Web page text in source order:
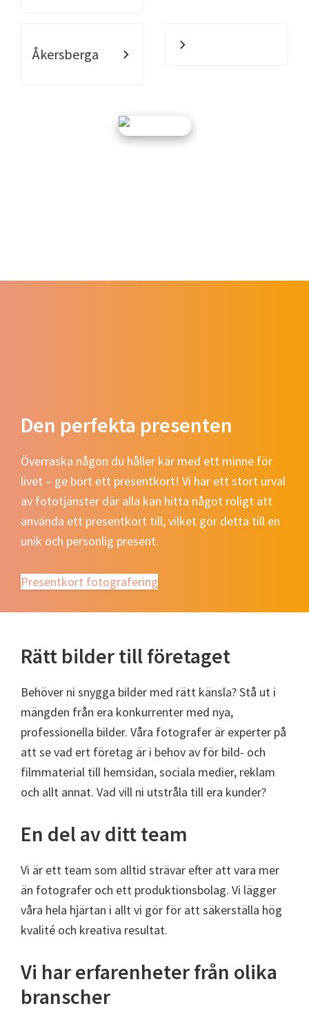
Åkersberga
Den perfekta presenten
Överraska någon du håller kär med ett minne för
livet – ge bort ett presentkort! Vi har ett stort urval
av fototjänster där alla kan hitta något roligt att
använda ett presentkort till, vilket gör detta till en
unik och personlig present.
Presentkort fotografering
Rätt bilder till företaget
Behöver ni snygga bilder med rätt känsla? Stå ut i
mängden från era konkurrenter med nya,
professionella bilder. Våra fotografer är experter på
att se vad ert företag är i behov av för bild- och
filmmaterial till hemsidan, sociala medier, reklam
och allt annat. Vad vill ni utstråla till era kunder?
En del av ditt team
Vi är ett team som alltid strävar efter att vara mer
än fotografer och ett produktionsbolag. Vi lägger
våra hela hjärtan i allt vi gör för att säkerställa hög
kvalité och kreativa resultat.
Vi har erfarenheter från olika
branscher